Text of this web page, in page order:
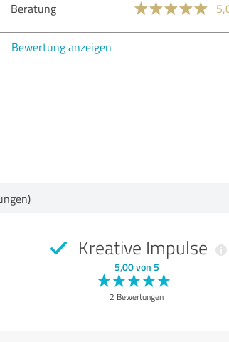
Beratung
4,00
Bewertung anzeigen
Kreative Impulse
5,00 von 5
2 Bewertungen